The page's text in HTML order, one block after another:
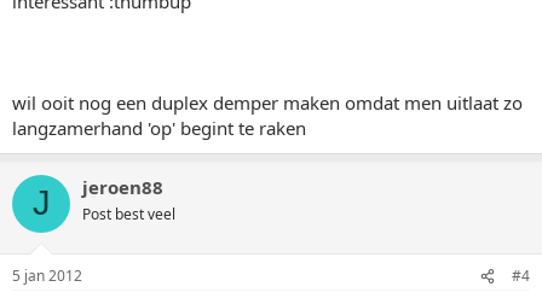
wil ooit nog een duplex demper maken omdat men uitlaat zo
langzamerhand 'op' begint te raken
J jeroen88
Post best veel
5 jan 2012 #4